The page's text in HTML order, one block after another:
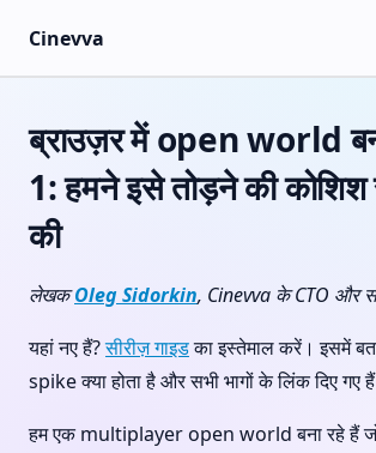
Skip to content
Cinevva
ब्राउज़र में open world
1: हमने इसे तोड़ने की
की
लेखकOleg Sidorkin, Cinevva के CTO और
यहां नए हैं?सीरीज़ गाइडका इस्तेमाल करें। इसमें
spike क्या होता है और सभी भागों के लिंक दिए गए
हम एक multiplayer open world बना रहे हैं जो